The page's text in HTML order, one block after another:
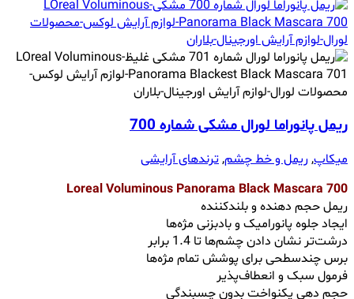
ریمل پانوراما لورال مشکی شماره 700
میکاپ,ریمل و خط چشم,ترندهای آرایشی
Loreal Voluminous Panorama Black Mascara 700
ریمل حجم دهنده و بلندکننده
ایجاد جلوه پانورامیک و بادبزنی مژه‌ها
درشت‌تر نشان دادن چشم‌ها تا 1.4 برابر
برس چندسطحی برای پوشش تمام مژه‌ها
فرمول سبک و انعطاف‌پذیر
حجم دهی یکنواخت بدون چسبندگی